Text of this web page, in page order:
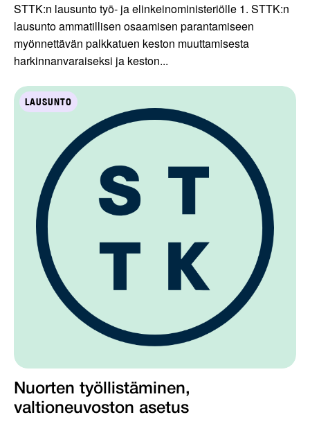
STTK:n lausunto työ- ja elinkeinoministeriölle 1. STTK:n
lausunto ammatillisen osaamisen parantamiseen
myönnettävän palkkatuen keston muuttamisesta
harkinnanvaraiseksi ja keston...
LAUSUNTO
Nuorten työllistäminen,
valtioneuvoston asetus